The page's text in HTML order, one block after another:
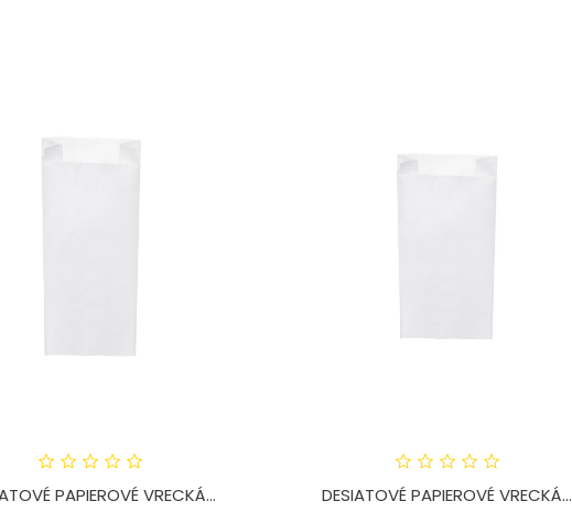
PAPIEROVÉ VRECKÁ...
DESIATOVÉ PAPIEROVÉ VRECKÁ...